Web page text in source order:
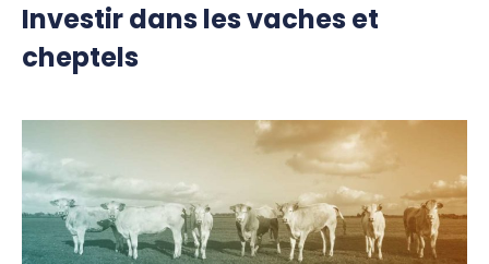
Investir dans les vaches et
cheptels